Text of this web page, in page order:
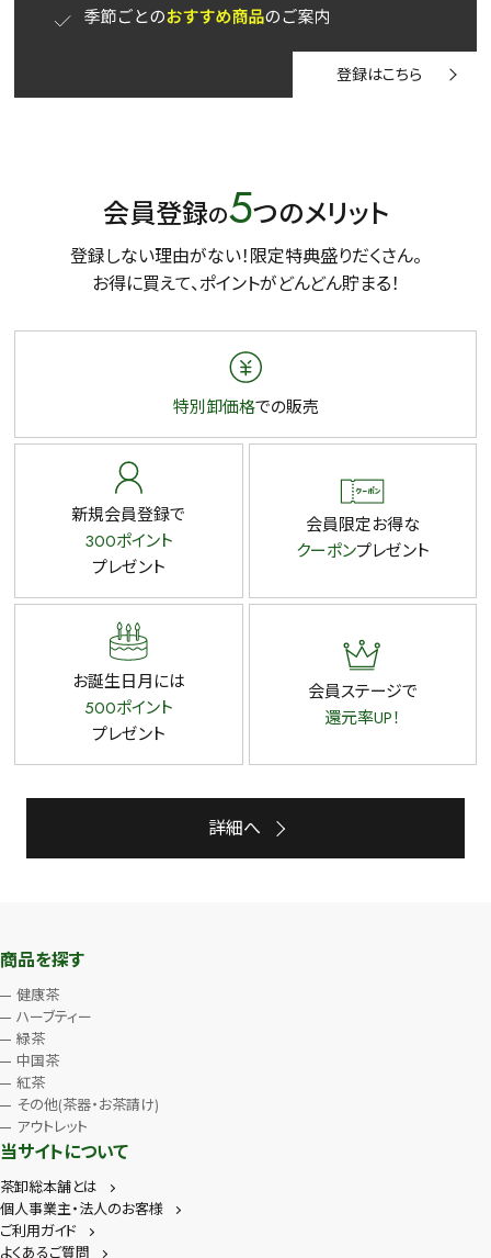
登録はこちら
会員登録の5つのメリット
登録しない理由がない！限定特典盛りだくさん。
お得に買えて、ポイントがどんどん貯まる！
特別卸価格での販売
新規会員登録で
300ポイント
プレゼント
会員限定お得な
クーポンプレゼント
お誕生日月には
500ポイント
プレゼント
会員ステージで
還元率UP！
詳細へ
商品を探す
健康茶
ハーブティー
緑茶
中国茶
紅茶
その他(茶器・お茶請け)
アウトレット
当サイトについて
茶卸総本舗とは
個人事業主・法人のお客様
ご利用ガイド
よくあるご質問